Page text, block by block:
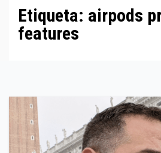
Etiqueta: airpods
features